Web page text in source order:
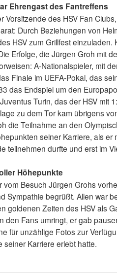
Ehrengast des Fantreffens
Vorsitzende des HSV Fan
Durch Beziehungen von
HSV zum Grillfest
Erfolge, die Jürgen Groh mit
A-Nationalspieler, mit
Finale im UEFA-Pokal, das
das Endspiel um den
Turin, das der HSV mit
zu dem Tor kam übrigens
die Teilnahme an den
seiner Karriere, als
teilnehmen durfte und erst im
Höhepunkte
vom Besuch Jürgen Grohs
Sympathie begrüßt. Allen war
goldenen Zeiten des HSV als
den Fans umringt, er gab
für unzählige Fotos zur
seiner Karriere erlebt hatte.